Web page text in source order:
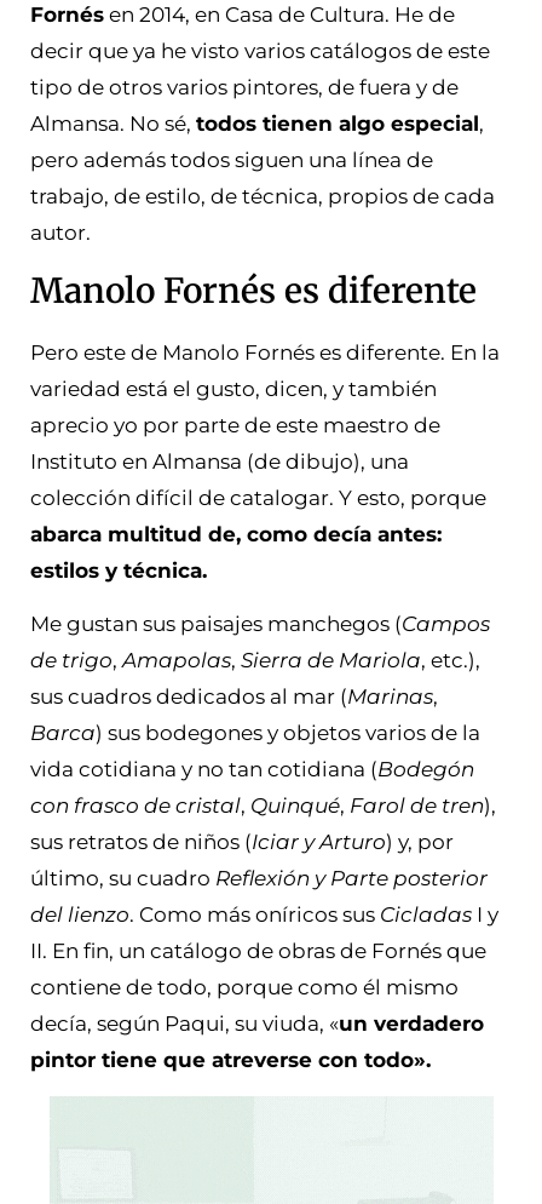
Fornés en 2014, en Casa de Cultura. He de
decir que ya he visto varios catálogos de este
tipo de otros varios pintores, de fuera y de
Almansa. No sé, todos tienen algo especial,
pero además todos siguen una línea de
trabajo, de estilo, de técnica, propios de cada
autor.
Manolo Fornés es diferente
Pero este de Manolo Fornés es diferente. En la
variedad está el gusto, dicen, y también
aprecio yo por parte de este maestro de
Instituto en Almansa (de dibujo), una
colección difícil de catalogar. Y esto, porque
abarca multitud de, como decía antes:
estilos y técnica.
Me gustan sus paisajes manchegos (Campos
de trigo,Amapolas, Sierra de Mariola, etc.),
sus cuadros dedicados al mar (Marinas,
Barca) sus bodegones y objetos varios de la
vida cotidiana y no tan cotidiana (Bodegón
con frasco de cristal, Quinqué, Farol de tren),
sus retratos de niños (Iciar y Arturo) y, por
último, su cuadro Reflexión y Parte posterior
del lienzo. Como más oníricos sus Cicladas I y
II. En fin, un catálogo de obras de Fornés que
contiene de todo, porque como él mismo
decía, según Paqui, su viuda, «un verdadero
pintor tiene que atreverse con todo».